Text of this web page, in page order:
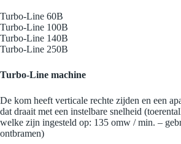
Turbo-Line 60B
Turbo-Line 100B
Turbo-Line 140B
Turbo-Line 250B
Turbo-Line machine
De kom heeft verticale rechte zijden en een
dat draait met een instelbare snelheid
welke zijn ingesteld op: 135 omw / min. –
ontbramen)